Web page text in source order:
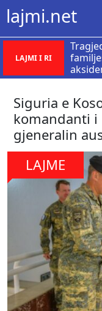
lajmi.net
LAJMI I RI
Siguria e
komandanti i
gjeneralin
LAJME